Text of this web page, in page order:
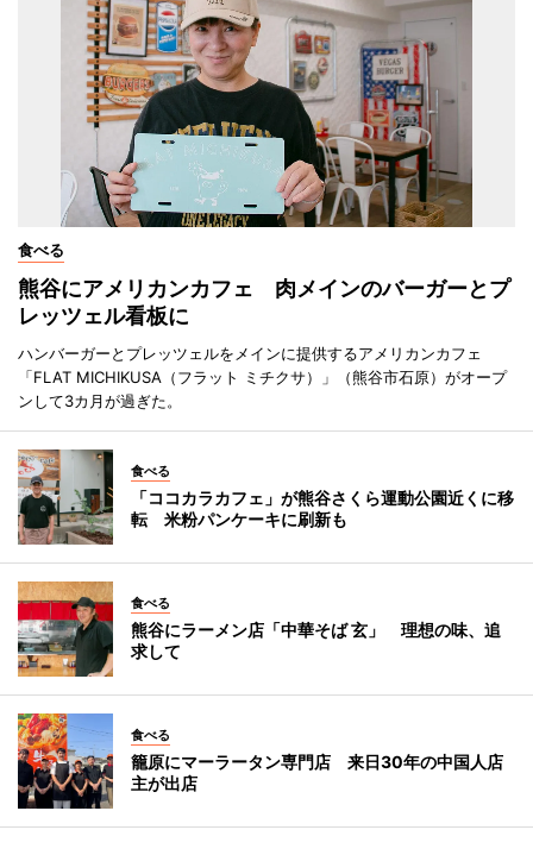
食べる
熊谷にアメリカンカフェ 肉メインのバーガーとプ
レッツェル看板に
ハンバーガーとプレッツェルをメインに提供するアメリカンカフェ
「FLAT MICHIKUSA（フラット ミチクサ）」（熊谷市石原）がオープ
ンして3カ月が過ぎた。
食べる
「ココカラカフェ」が熊谷さくら運動公園近くに移
転 米粉パンケーキに刷新も
食べる
熊谷にラーメン店「中華そば 玄」 理想の味、追
求して
食べる
籠原にマーラータン専門店 来日30年の中国人店
主が出店